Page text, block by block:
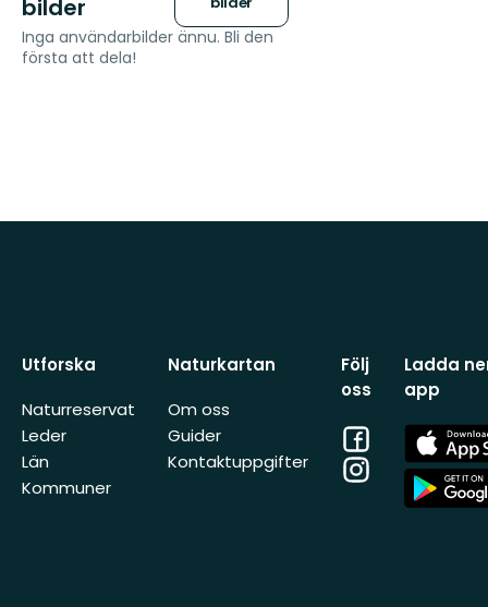
bilder
Inga användarbilder ännu. Bli den
första att dela!
Utforska
Naturreservat
Leder
Län
Kommuner
Naturkartan
Om oss
Guider
Kontaktuppgifter
Följ
oss
Facebook
Instagram
Ladda
app
App
Store
App
Store